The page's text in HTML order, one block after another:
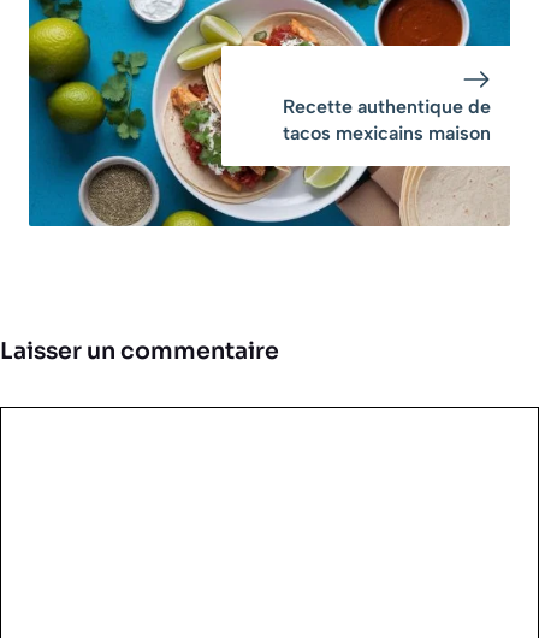
Recette authentique de
tacos mexicains maison
Laisser un commentaire